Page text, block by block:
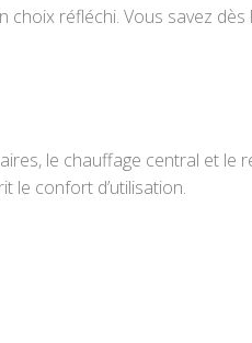
choix réfléchi. Vous savez
le chauffage central et le
le confort d’utilisation.